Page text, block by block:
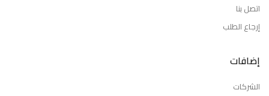
اتصل بنا
إرجاع الطلب
إضافات
الشركات